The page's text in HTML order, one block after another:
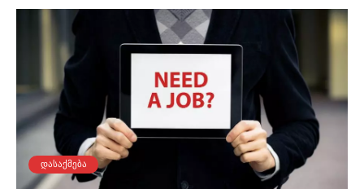
ᲓᲐᲡᲐᲥᲛᲔᲑᲐ